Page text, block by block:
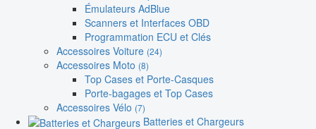
Émulateurs AdBlue
Scanners et Interfaces OBD
Programmation ECU et Clés
Accessoires Voiture (24)
Accessoires Moto (8)
Top Cases et Porte-Casques
Porte-bagages et Top Cases
Accessoires Vélo (7)
Batteries et Chargeurs